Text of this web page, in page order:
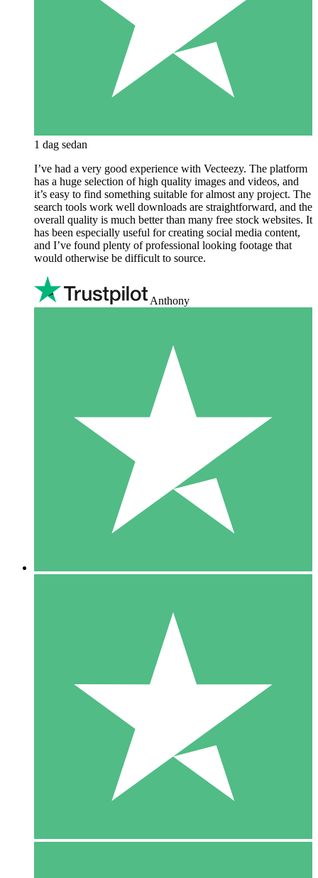
1 dag sedan
I’ve had a very good experience with Vecteezy. The platform
has a huge selection of high quality images and videos, and
it’s easy to find something suitable for almost any project. The
search tools work well downloads are straightforward, and the
overall quality is much better than many free stock websites. It
has been especially useful for creating social media content,
and I’ve found plenty of professional looking footage that
would otherwise be difficult to source.
Anthony